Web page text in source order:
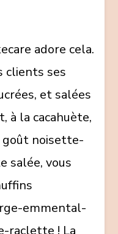
adore cela.
clients ses
et salées
à la cacahuète,
goût noisette-
salée, vous
emmental-